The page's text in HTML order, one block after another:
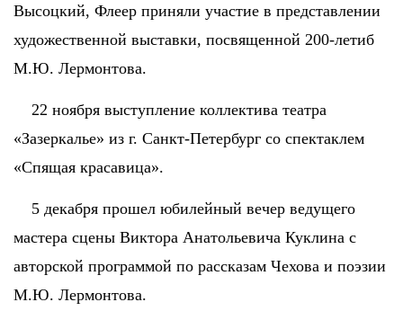
Высоцкий, Флеер приняли участие в представлении
художественной выставки, посвященной 200-летиб
М.Ю. Лермонтова.
22 ноября выступление коллектива театра
«Зазеркалье» из г. Санкт-Петербург со спектаклем
«Спящая красавица».
5 декабря прошел юбилейный вечер ведущего
мастера сцены Виктора Анатольевича Куклина с
авторской программой по рассказам Чехова и поэзии
М.Ю. Лермонтова.